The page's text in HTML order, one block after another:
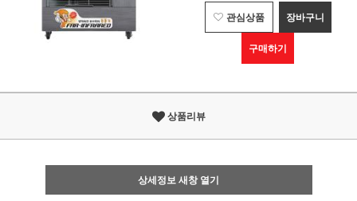
관심상품 장바구니
구매하기
상품리뷰
상세정보 새창 열기